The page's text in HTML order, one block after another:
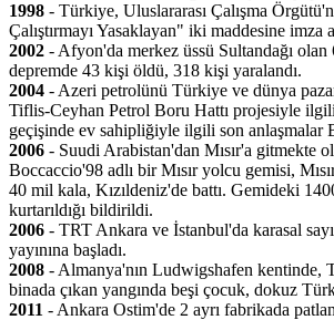
1998 - Türkiye, Uluslararası Çalışma
Çalıştırmayı Yasaklayan" iki maddesine imza
2002 - Afyon'da merkez üssü Sultandağı
depremde 43 kişi öldü, 318 kişi yaralandı.
2004 - Azeri petrolünü Türkiye ve dünya
Tiflis-Ceyhan Petrol Boru Hattı projesiyle
geçişinde ev sahipliğiyle ilgili son anlaşmalar
2006 - Suudi Arabistan'dan Mısır'a gitmekte
Boccaccio'98 adlı bir Mısır yolcu gemisi,
40 mil kala, Kızıldeniz'de battı. Gemideki
kurtarıldığı bildirildi.
2006 - TRT Ankara ve İstanbul'da karasal
yayınına başladı.
2008 - Almanya'nın Ludwigshafen kentinde,
binada çıkan yangında beşi çocuk, dokuz
2011 - Ankara Ostim'de 2 ayrı fabrikada